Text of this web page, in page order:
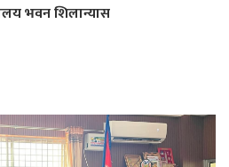
भवन शिलान्यास